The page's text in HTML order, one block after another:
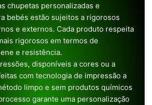
chupetas personalizadas e
bebés estão sujeitos a rigorosos
e externos. Cada produto respeita
rigorosos em termos de
e resistência.
disponíveis a cores ou a
com tecnologia de impressão a
limpo e sem produtos químicos
garante uma personalização